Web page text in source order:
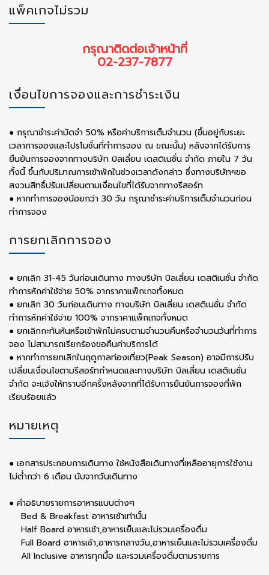
แพ็คเกจไม่รวม
กรุณาติดต่อเจ้าหน้าที่
02-237-7877
เงื่อนไขการจองและการชำระเงิน
● กรุณาชำระค่ามัดจำ 50% หรือค่าบริการเต็มจำนวน (ขึ้นอยู่กับระยะ
เวลาการจองและโปรโมชั่นที่ทำการจอง ณ ขณะนั้น) หลังจากได้รับการ
ยืนยันการจองจากทางบริษัท บิลเลี่ยน เดสติเนชั่น จำกัด ภายใน 7 วัน
ทั้งนี้ ขึ้นกับปริมาณการเข้าพักในช่วงเวลาดังกล่าว ซึ่งทางบริษัทฯขอ
สงวนสิทธิ์ปรับเปลี่ยนตามเงื่อนไขที่ได้รับจากทางรีสอร์ท
● หากทำการจองน้อยกว่า 30 วัน กรุณาชำระค่าบริการเต็มจำนวนก่อน
ทำการจอง
การยกเลิกการจอง
● ยกเลิก 31-45 วันก่อนเดินทาง ทางบริษัท บิลเลี่ยน เดสติเนชั่น จำกัด
ทำการหักค่าใช้จ่าย 50% จากราคาแพ็กเกจทั้งหมด
● ยกเลิก 30 วันก่อนเดินทาง ทางบริษัท บิลเลี่ยน เดสติเนชั่น จำกัด
ทำการหักค่าใช้จ่าย 100% จากราคาแพ็กเกจทั้งหมด
● ยกเลิกกะทันหันหรือเข้าพักไม่ครบตามจำนวนคืนหรือจำนวนวันที่ทำการ
จอง ไม่สามารถเรียกร้องขอคืนค่าบริการได้
● หากทำการยกเลิกในฤดูกาลท่องเที่ยว(Peak Season) อาจมีการปรับ
เปลี่ยนเงื่อนไขตามรีสอร์ทกำหนดและทางบริษัท บิลเลี่ยน เดสติเนชั่น
จำกัด จะแจ้งให้ทราบอีกครั้งหลังจากที่ได้รับการยืนยันการจองที่พัก
เรียบร้อยแล้ว
หมายเหตุ
● เอกสารประกอบการเดินทาง ใช้หนังสือเดินทางที่เหลืออายุการใช้งาน
ไม่ต่ำกว่า 6 เดือน นับจากวันเดินทาง
● คำอธิบายรายการอาหารแบบต่างๆ
Bed & Breakfast อาหารเช้าเท่านั้น
Half Board อาหารเช้า,อาหารเย็นและไม่รวมเครื่องดื่ม
Full Board อาหารเช้า,อาหารกลางวัน,อาหารเย็นและไม่รวมเครื่องดื่ม
All Inclusive อาหารทุกมื้อ และรวมเครื่องดื่มตามรายการ